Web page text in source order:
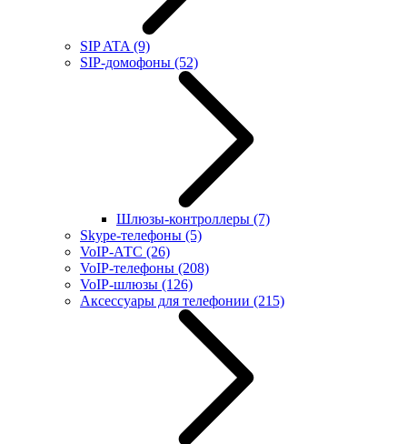
SIP ATA (9)
SIP-домофоны (52)
Шлюзы-контроллеры (7)
Skype-телефоны (5)
VoIP-АТС (26)
VoIP-телефоны (208)
VoIP-шлюзы (126)
Аксессуары для телефонии (215)